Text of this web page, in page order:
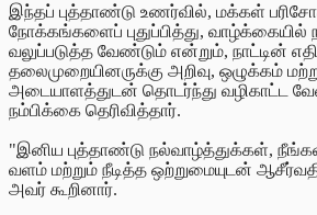
இந்தப் புத்தாண்டு உணர்வில், மக்கள்
நோக்கங்களைப் புதுப்பித்து, வாழ்க்கையில்
வலுப்படுத்த வேண்டும் என்றும், நாட்டின்
தலைமுறையினருக்கு அறிவு, ஒழுக்கம்
அடையாளத்துடன் தொடர்ந்து வழிகாட்ட
நம்பிக்கை தெரிவித்தார்.
"இனிய புத்தாண்டு நல்வாழ்த்துக்கள்,
வளம் மற்றும் நீடித்த ஒற்றுமையுடன்
அவர் கூறினார்.